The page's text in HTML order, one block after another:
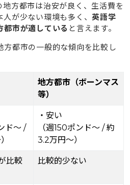
方都市は治安が良く、生活費を
人が少ない環境も多く、英語学
都市が適している と言えます。
方都市の一般的な傾向を比較し
地方都市（ボーンマス
等）
ド〜 /
・安い
（週150ポンド〜 / 約
3.2万円〜）
比較
比較的少ない